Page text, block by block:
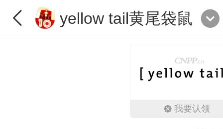
yellow tail黄尾袋鼠
我要认领